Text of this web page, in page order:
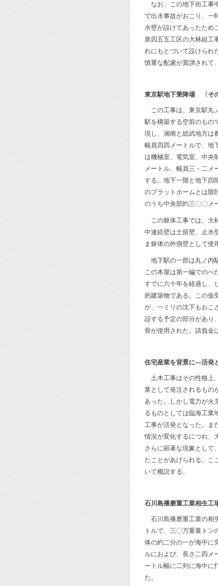
なお、この地下街工事
で出水事故がおこり、一
水壁が設けてあったため
第四五五工区の大林組工
れにもとづいて設けられ
慎重な配慮が賞讃されて
東京駅地下乗降場 〈そ
この工事は、東京駅丸
駅を構築する空前のもの
現し、湘南と総武地方は
幅員四四メートルで、地
は機械室、電気室、中央
メートル、幅員三・二メ
する。地下一階と地下四
のプラットホームとは階
のうち中央部約三〇〇メ
この躯体工事では、大
中連続壁は土留壁、止水
ま躯体の外側壁として使
地下駅の一部は丸ノ内
この本屋は第一編でのべ
すでに六十年を経過し、
的建築物である。この仮
が、一ミリの沈下もおこ
設する予定の部分があり
骨が使用された。請負金
住宅産業を背景に―活発
土木工事はその性格上
業として発注されるもの
あった。しかし電力が火
るものとしては臨海工業
工事が活発となった。ま
情況が変化するにつれ、
さらに顕著な現象として
たことがあげられる。こ
いて概説する。
石川島播磨重工業相生
石川島播磨重工業の相
トルで、三〇万重量ト
体の約二分の一が海中に
ルにおよび、長さ二四メ
ートル幅に二列に海中に
た。